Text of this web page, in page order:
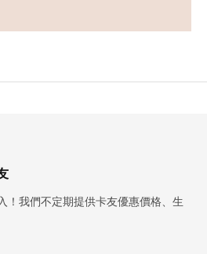
！我們不定期提供卡友優惠價格、生